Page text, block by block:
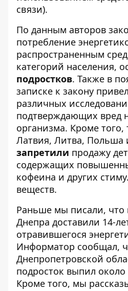
связи).
По данным авторов
потребление
распространенным
категорий населения,
подростков. Также в
записке к закону
различных
подтверждающих вред
организма. Кроме того,
Латвия, Литва, Польша
запретили продажу
содержащих
кофеина и других
веществ.
Раньше мы писали, что
Днепра доставили 14-
отравившегося
Информатор сообщал,
Днепропетровской
подросток выпил около
Кроме того, мы